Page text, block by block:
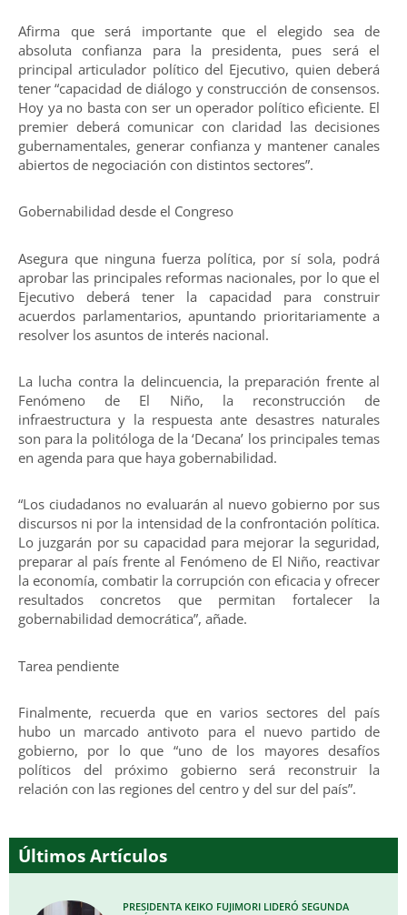
Afirma que será importante que el elegido sea de
absoluta confianza para la presidenta, pues será el
principal articulador político del Ejecutivo, quien deberá
tener “capacidad de diálogo y construcción de consensos.
Hoy ya no basta con ser un operador político eficiente. El
premier deberá comunicar con claridad las decisiones
gubernamentales, generar confianza y mantener canales
abiertos de negociación con distintos sectores”.
Gobernabilidad desde el Congreso
Asegura que ninguna fuerza política, por sí sola, podrá
aprobar las principales reformas nacionales, por lo que el
Ejecutivo deberá tener la capacidad para construir
acuerdos parlamentarios, apuntando prioritariamente a
resolver los asuntos de interés nacional.
La lucha contra la delincuencia, la preparación frente al
Fenómeno de El Niño, la reconstrucción de
infraestructura y la respuesta ante desastres naturales
son para la politóloga de la ‘Decana’ los principales temas
en agenda para que haya gobernabilidad.
“Los ciudadanos no evaluarán al nuevo gobierno por sus
discursos ni por la intensidad de la confrontación política.
Lo juzgarán por su capacidad para mejorar la seguridad,
preparar al país frente al Fenómeno de El Niño, reactivar
la economía, combatir la corrupción con eficacia y ofrecer
resultados concretos que permitan fortalecer la
gobernabilidad democrática”, añade.
Tarea pendiente
Finalmente, recuerda que en varios sectores del país
hubo un marcado antivoto para el nuevo partido de
gobierno, por lo que “uno de los mayores desafíos
políticos del próximo gobierno será reconstruir la
relación con las regiones del centro y del sur del país”.
Últimos Artículos
PRESIDENTA KEIKO FUJIMORI LIDERÓ SEGUNDA